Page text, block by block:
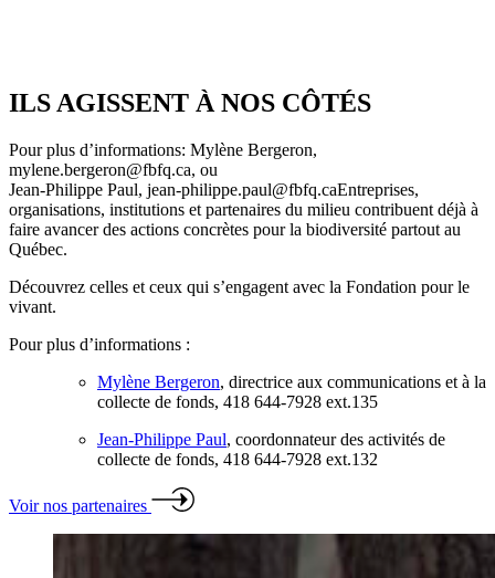
ILS AGISSENT À NOS CÔTÉS
Pour plus d’informations: Mylène Bergeron,
mylene.bergeron@fbfq.ca, ou
Jean-Philippe Paul, jean-philippe.paul@fbfq.caEntreprises,
organisations, institutions et partenaires du milieu contribuent déjà à
faire avancer des actions concrètes pour la biodiversité partout au
Québec.
Découvrez celles et ceux qui s’engagent avec la Fondation pour le
vivant.
Pour plus d’informations :
Mylène Bergeron, directrice aux communications et à la
collecte de fonds, 418 644-7928 ext.135
Jean-Philippe Paul, coordonnateur des activités de
collecte de fonds, 418 644-7928 ext.132
Voir nos partenaires